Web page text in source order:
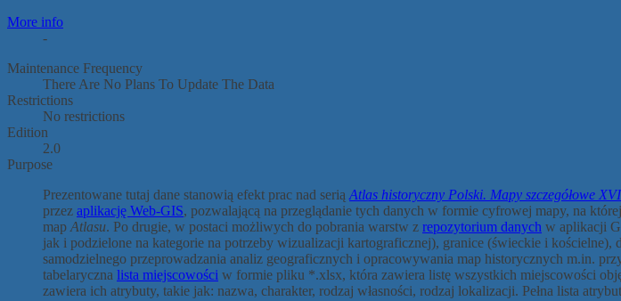
More info
-
Maintenance Frequency
There Are No Plans To Update The Data
Restrictions
No restrictions
Edition
2.0
Purpose
Prezentowane tutaj dane stanowią efekt prac nad serią Atlas historyczny Polski. Mapy szczegółowe
przez aplikację Web-GIS, pozwalającą na przeglądanie tych danych w formie cyfrowej mapy, na
map Atlasu. Po drugie, w postaci możliwych do pobrania warstw z repozytorium danych w aplikacji
jak i podzielone na kategorie na potrzeby wizualizacji kartograficznej), granice (świeckie i
samodzielnego przeprowadzania analiz geograficznych i opracowywania map historycznych m.in.
tabelaryczna lista miejscowości w formie pliku *.xlsx, która zawiera listę wszystkich miejscowości
zawiera ich atrybuty, takie jak: nazwa, charakter, rodzaj własności, rodzaj lokalizacji. Pełna lista